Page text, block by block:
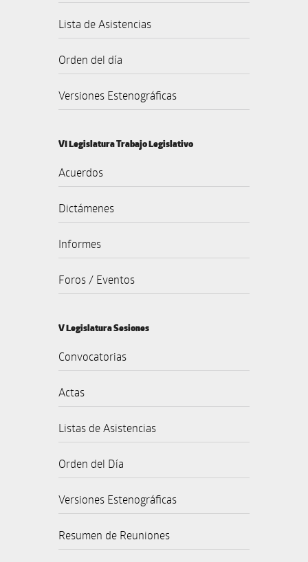
Lista de Asistencias
Orden del día
Versiones Estenográficas
VI Legislatura Trabajo Legislativo
Acuerdos
Dictámenes
Informes
Foros / Eventos
V Legislatura Sesiones
Convocatorias
Actas
Listas de Asistencias
Orden del Día
Versiones Estenográficas
Resumen de Reuniones